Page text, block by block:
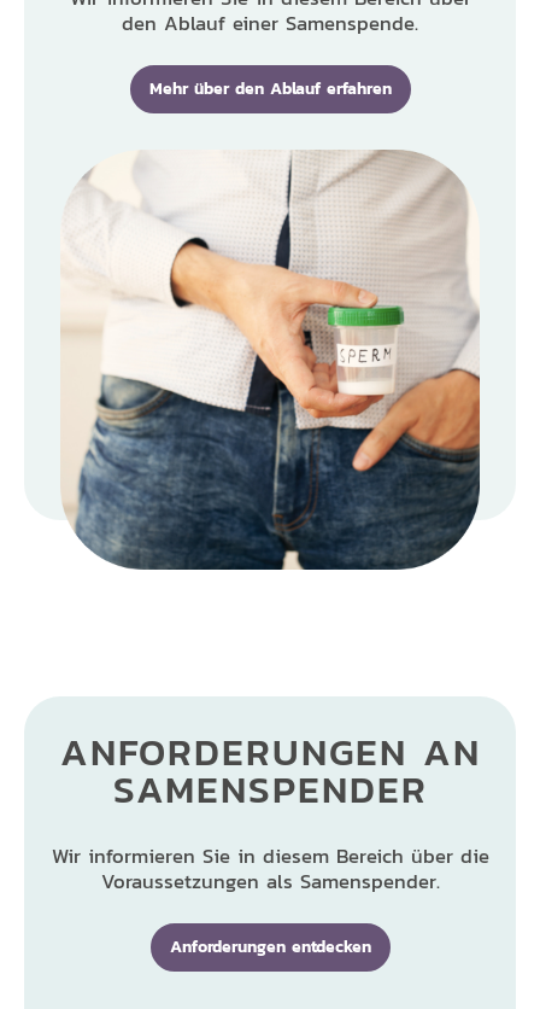
den Ablauf einer Samenspende.
Mehr über den Ablauf erfahren
ANFORDERUNGEN AN
SAMENSPENDER
Wir informieren Sie in diesem Bereich über die
Voraussetzungen als Samenspender.
Anforderungen entdecken